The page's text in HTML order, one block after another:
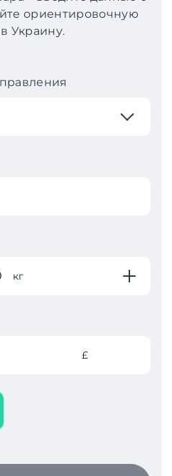
ориентировочную
Украину.
кг
£